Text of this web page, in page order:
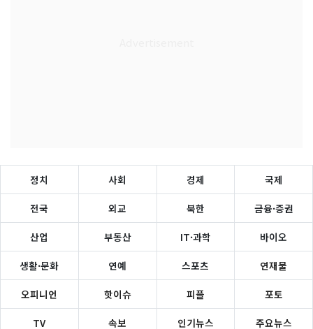
정치 사회 경제 국제
전국 외교 북한 금융·증권
산업 부동산 IT·과학 바이오
생활·문화 연예 스포츠 연재물
오피니언 핫이슈 피플 포토
TV 속보 인기뉴스 주요뉴스